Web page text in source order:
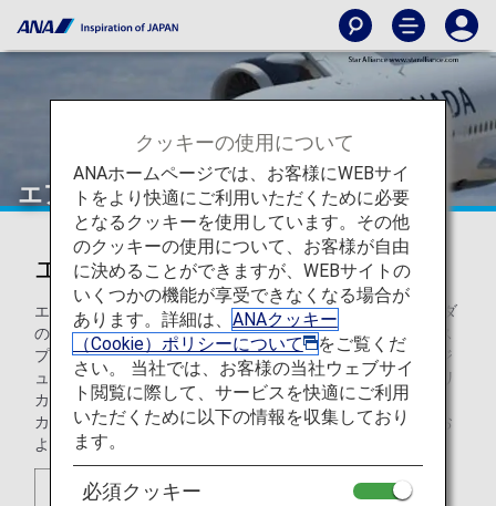
エアカナダ（AC）
エアカナダ（AC）
エア・カナダは、6大陸200カ所以上の空港へ運航するカナダ
のナショナルフラッグキャリアです。エア・カナダ・エクス
プレスのリージョナル提携航空会社とエア・カナダ・ルージ
ュと併せると、エア・カナダはカナダ国内の64都市、アメリ
カの57カ所の目的地、ヨーロッパの95都市、中東、アフリ
カ、アジア、オーストラリア、カリブ海地域、メキシコ、お
よび中南米へ定期直行旅客便を運航しています。
クッキーの使用について
ANAホームページでは、お客様にWEBサイ
トをより快適にご利用いただくために必要
となるクッキーを使用しています。その他
のクッキーの使用について、お客様が自由
に決めることができますが、WEBサイトの
いくつかの機能が享受できなくなる場合が
あります。詳細は、 ANAクッキー
（Cookie）ポリシーについて
をご覧くだ
さい。 当社では、お客様の当社ウェブサイ
ト閲覧に際して、サービスを快適にご利用
いただくために以下の情報を収集しており
ます。
必須クッキー